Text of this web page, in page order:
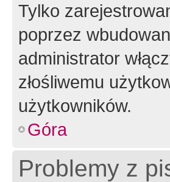
Tylko
poprzez
administrator
złośliwemu
użytkowników.
Góra
Problemy z